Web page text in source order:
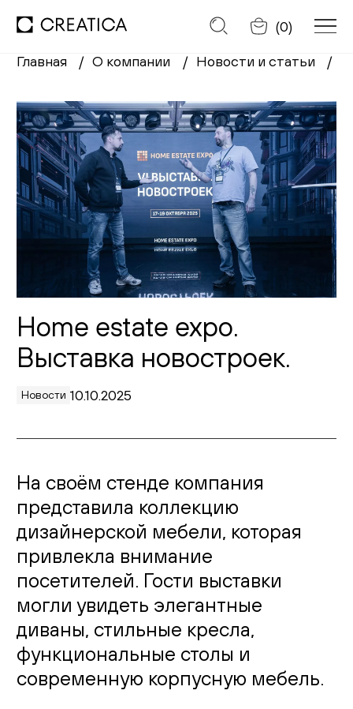
Отменить
(0)
Заказать обратный звонок
Каталог
Диваны
Кресла
Столы
Пуфы и банкетки
Подушки
Матрасы
Распродажа
Комнаты
Спальня
Главная О компании Новости и статьи
Home estate expo.
Выставка новостроек.
Новости 10.10.2025
На своём стенде компания
представила коллекцию
дизайнерской мебели, которая
привлекла внимание
посетителей. Гости выставки
могли увидеть элегантные
диваны, стильные кресла,
функциональные столы и
современную корпусную мебель.